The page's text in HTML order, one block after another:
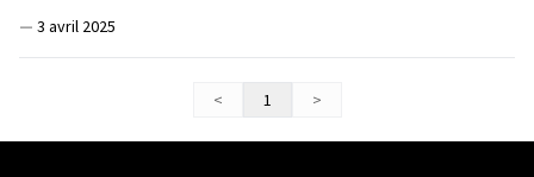
— 3 avril 2025
< 1 >